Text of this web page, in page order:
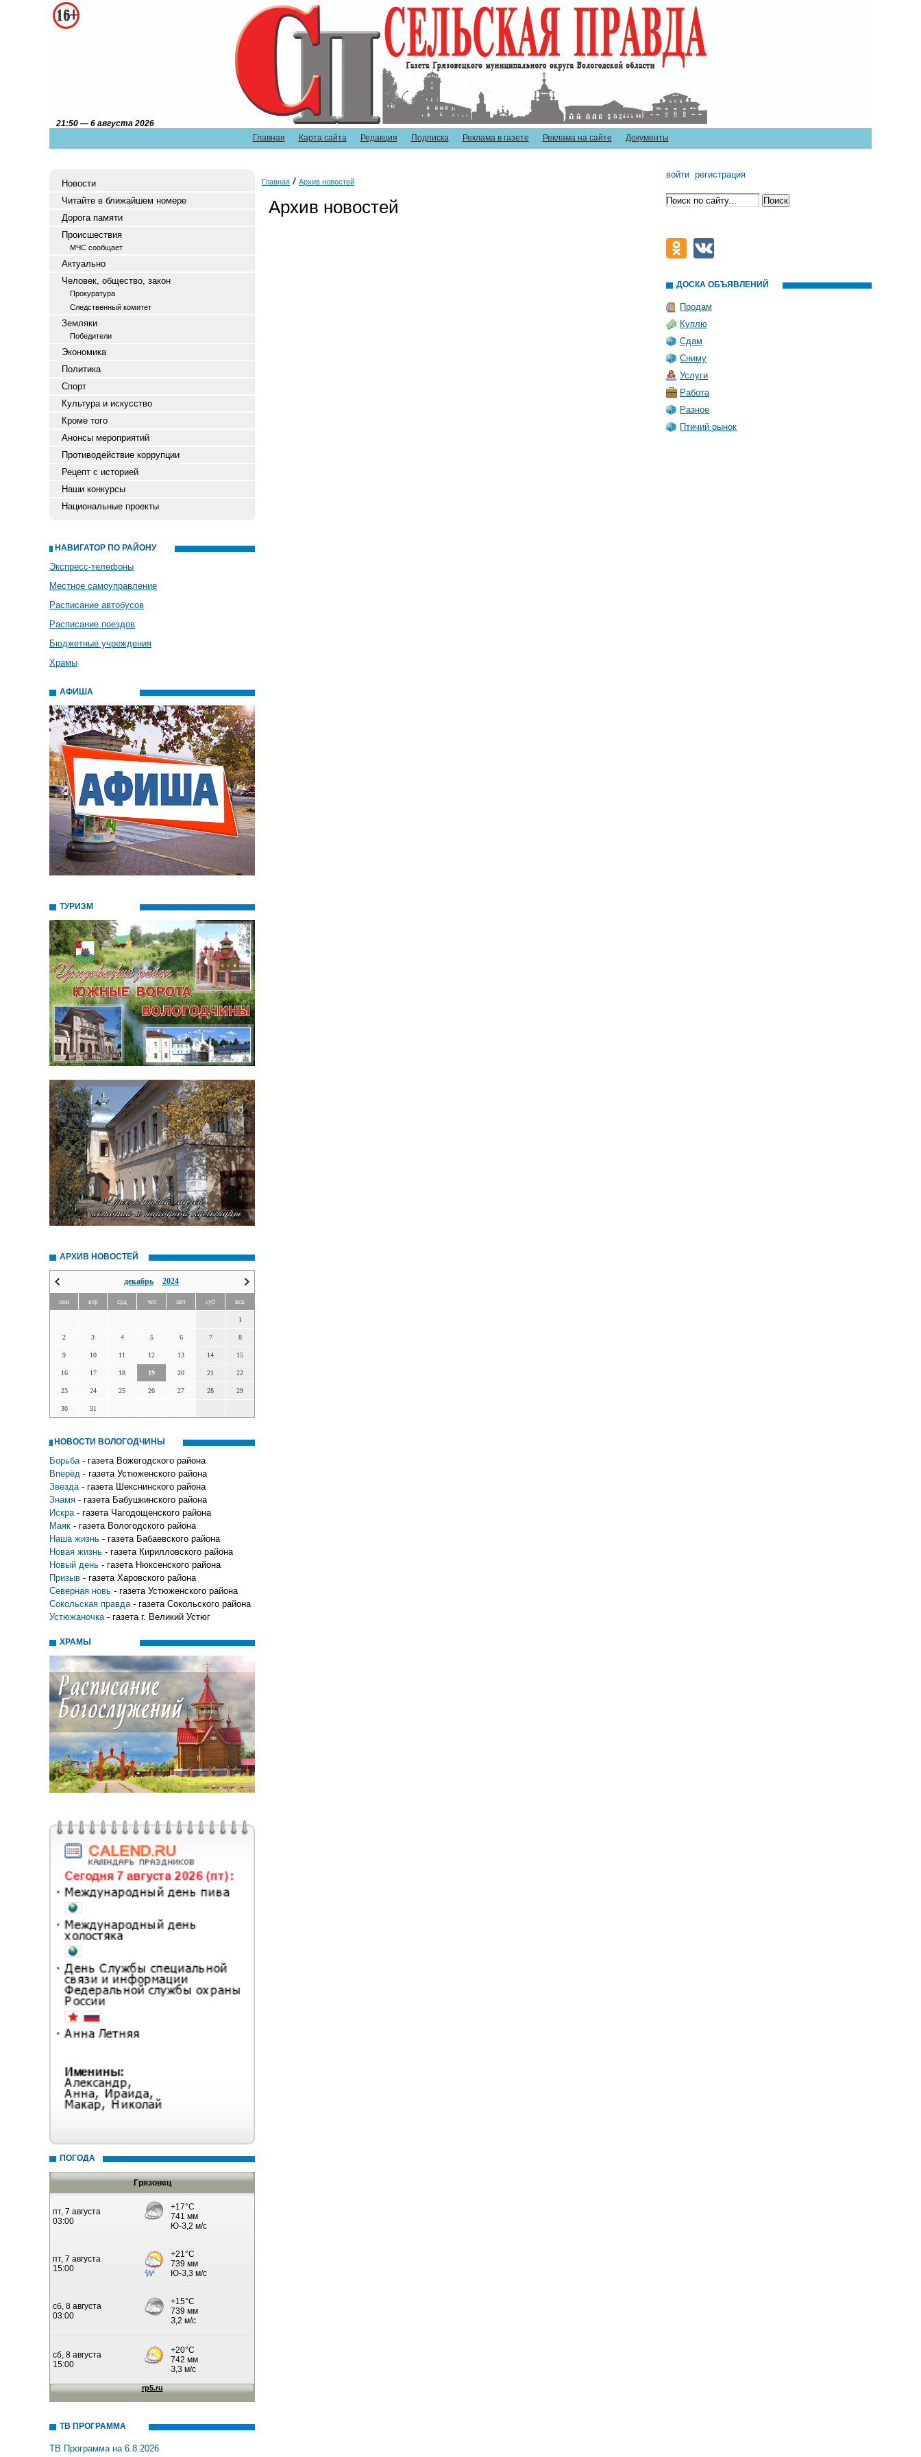
Главная Карта сайта Редакция Подписка Реклама в газете Реклама на сайте Документы
21:50 — 6 августа 2026
Новости
Читайте в ближайшем номере
Дорога памяти
Происшествия
МЧС сообщает
Актуально
Человек, общество, закон
Прокуратура
Следственный комитет
Земляки
Победители
Экономика
Политика
Спорт
Культура и искусство
Кроме того
Анонсы мероприятий
Противодействие коррупции
Рецепт с историей
Наши конкурсы
Национальные проекты
НАВИГАТОР ПО РАЙОНУ
Экспресс-телефоны
Местное самоуправление
Расписание автобусов
Расписание поездов
Бюджетные учреждения
Храмы
АФИША
ТУРИЗМ
АРХИВ НОВОСТЕЙ
декабрь 2024
пон втр срд чет пят суб вск
1
2 3 4 5 6 7 8
9 10 11 12 13 14 15
16 17 18 19 20 21 22
23 24 25 26 27 28 29
30 31
НОВОСТИ ВОЛОГОДЧИНЫ
Борьба - газета Вожегодского района
Вперёд - газета Устюженского района
Звезда - газета Шекснинского района
Знамя - газета Бабушкинского района
Искра - газета Чагодощенского района
Маяк - газета Вологодского района
Наша жизнь - газета Бабаевского района
Новая жизнь - газета Кирилловского района
Новый день - газета Нюксенского района
Призыв - газета Харовского района
Северная новь - газета Устюженского района
Сокольская правда - газета Сокольского района
Устюжаночка - газета г. Великий Устюг
ХРАМЫ
ПОГОДА
Грязовец
ТВ ПРОГРАММА
ТВ Программа на 6.8.2026
Главная Архив новостей
Архив новостей
войти регистрация
ДОСКА ОБЪЯВЛЕНИЙ
Продам
Куплю
Сдам
Сниму
Услуги
Работа
Разное
Птичий рынок